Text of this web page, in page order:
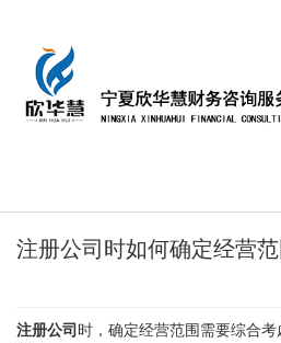
注册公司时如何确定经营范
注册公司 时，确定经营范围需要综合